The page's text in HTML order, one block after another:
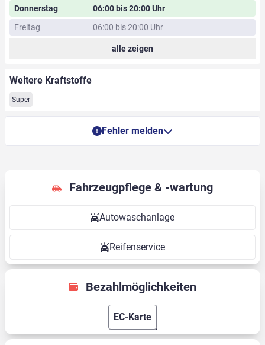
Donnerstag
06:00 bis 20:00 Uhr
Freitag
06:00 bis 20:00 Uhr
alle zeigen
Weitere Kraftstoffe
Super
Fehler melden
Fahrzeugpflege & -wartung
Autowaschanlage
Reifenservice
Bezahlmöglichkeiten
EC-Karte